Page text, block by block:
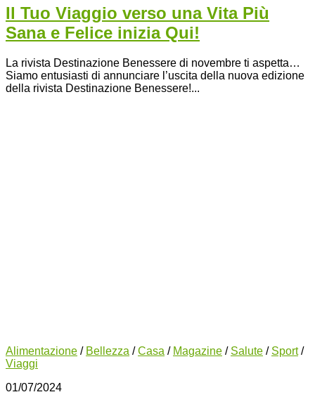
Il Tuo Viaggio verso una Vita Più
Sana e Felice inizia Qui!
La rivista Destinazione Benessere di novembre ti aspetta…
Siamo entusiasti di annunciare l’uscita della nuova edizione
della rivista Destinazione Benessere!...
Alimentazione / Bellezza /Casa / Magazine / Salute / Sport/
Viaggi
01/07/2024